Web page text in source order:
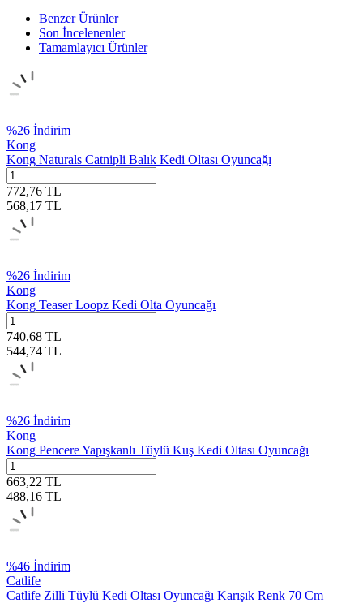
Benzer Ürünler
Son İncelenenler
Tamamlayıcı Ürünler
%26 İndirim
Kong
Kong Naturals Catnipli Balık Kedi Oltası Oyuncağı
772,76 TL
568,17 TL
%26 İndirim
Kong
Kong Teaser Loopz Kedi Olta Oyuncağı
740,68 TL
544,74 TL
%26 İndirim
Kong
Kong Pencere Yapışkanlı Tüylü Kuş Kedi Oltası Oyuncağı
663,22 TL
488,16 TL
%46 İndirim
Catlife
Catlife Zilli Tüylü Kedi Oltası Oyuncağı Karışık Renk 70 Cm